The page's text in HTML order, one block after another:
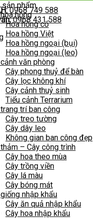
0968 749 588
0968 431 588
sản phẩm
hồng
Hoa hồng cổ
Hoa hồng Việt
Hoa hồng ngoại (bụi)
Hoa hồng ngoại (leo)
văn phòng
Cây phong thuỷ để bàn
Cây lọc không khí
Cây cảnh thuỷ sinh
Tiểu cảnh Terrarium
trí ban công
Cây treo tường
Cây dây leo
Không gian ban công đẹp
– Cây công trình
Cây hoa theo mùa
Cây trồng viền
Cây lá màu
Cây bóng mát
nhập khẩu
Cây ăn quả nhập khẩu
Cây hoa nhập khẩu